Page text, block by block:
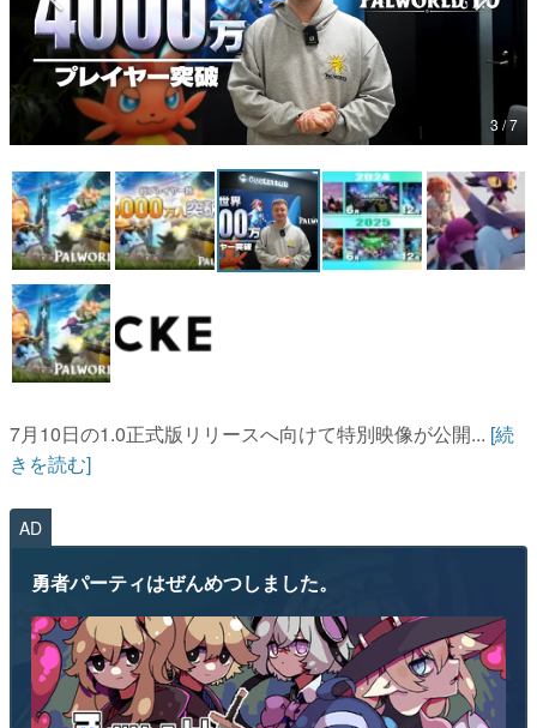
ゲームが変えた日本語
「経験値」「裏技」「ラスボス」… ゲームにまつわる言葉
の起源や用法の変遷を、コンピューター文化史研究家・タ
イニーP氏が徹底調査。
カテゴリ
特集記事
マンガ
女性向け
アプリレビュー
その他
電ファミニコゲーマーとは？
3 / 7
7月10日の1.0正式版リリースへ向けて特別映像が公開... [続
きを読む]
AD
勇者パーティはぜんめつしました。